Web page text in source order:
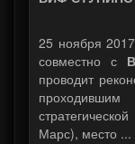
25 ноября
совместно с
проводит
Марс), место ...